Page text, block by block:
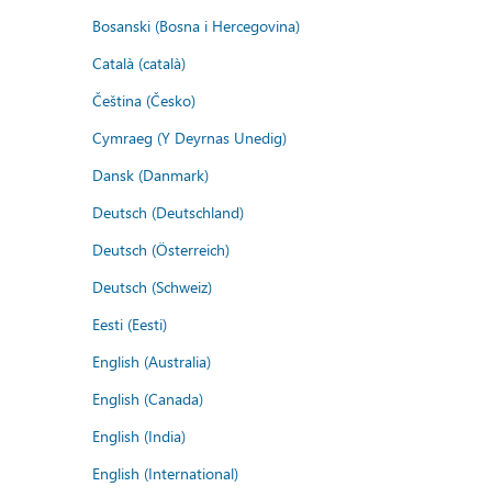
Bosanski (Bosna i Hercegovina)
Català (català)
Čeština (Česko)
Cymraeg (Y Deyrnas Unedig)
Dansk (Danmark)
Deutsch (Deutschland)
Deutsch (Österreich)
Deutsch (Schweiz)
Eesti (Eesti)
English (Australia)
English (Canada)
English (India)
English (International)